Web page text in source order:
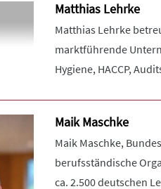
Matthias Lehrke
Matthias Lehrke
marktführende
Hygiene, HACCP,
Maik Maschke
Maik Maschke,
berufsständische
ca. 2.500 deutschen